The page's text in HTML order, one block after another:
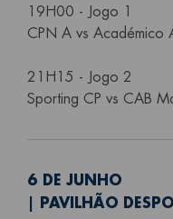
19H00 - Jogo 1
CPN A vs Académico
21H15 - Jogo 2
Sporting CP vs CAB
6 DE JUNHO
| PAVILHÃO